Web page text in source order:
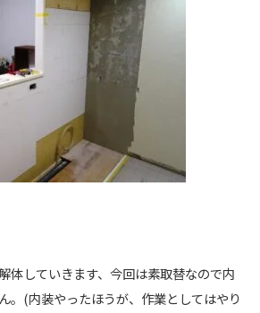
体していきます、今回は素取替なので内
。(内装やったほうが、作業としてはやり